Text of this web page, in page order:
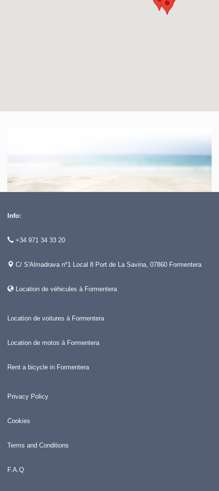
Info:
+34 971 34 33 20
C/ S'Almadrava nº1 Local 8 Port de La Savina, 07860 Formentera
Location de véhicules à Formentera
Location de voitures à Formentera
Location de motos à Formentera
Rent a bicycle in Formentera
Privacy Policy
Cookies
Terms and Conditions
F.A.Q